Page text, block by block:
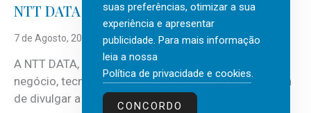
NTT DATA Insurtech Global Outlook 2026
7 de Agosto, 2026
A NTT DATA, consultora global em serviços de
negócio, tecnologia e inteligência artificial (IA), acaba
de divulgar a mais recente...
suas preferências, otimizar a sua
experiência e apresentar
publicidade. Para mais informação
leia a nossa
Política de privacidade e cookies.
CONCORDO